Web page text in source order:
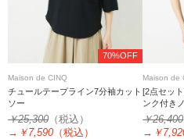
70%OFF
Maison de CINQ
チュールテープライン7分袖カット
ソー
￥25,300 （税込）
→ ￥7,590 （税込）
Maison de
[2点セッ
ンク付き
ー
￥26,400
→ ￥